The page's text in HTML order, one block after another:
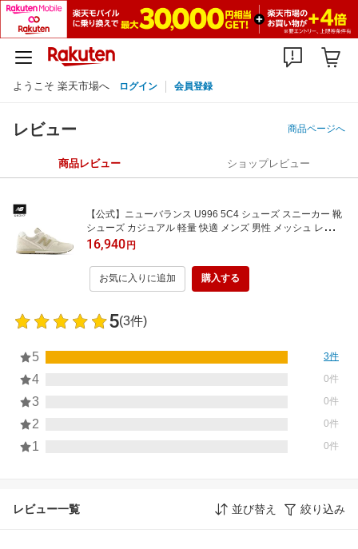
ようこそ 楽天市場へ ログイン 会員登録
レビュー 商品ページへ
商品レビュー ショップレビュー
【公式】ニューバランス U996 5C4 シューズ スニーカー 靴
シューズ カジュアル 軽量 快適 メンズ 男性 メッシュ レディ
ース ウィメンズ 女性
16,940円
お気に入りに追加 購入する
5(3件)
5 3件
4 0件
3 0件
2 0件
1 0件
レビュー一覧 並び替え 絞り込み